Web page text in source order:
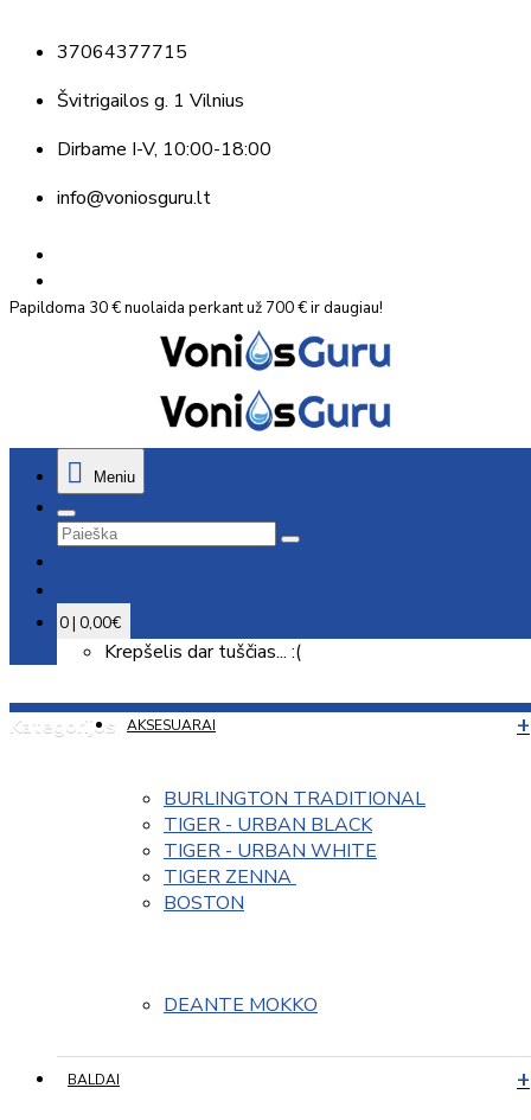
37064377715
Švitrigailos g. 1 Vilnius
Dirbame I-V, 10:00-18:00
info@voniosguru.lt
Papildoma 30 € nuolaida perkant už 700 € ir daugiau!
Meniu
0 | 0,00€
Krepšelis dar tuščias... :(
Kategorijos AKSESUARAI
BURLINGTON TRADITIONAL
TIGER - URBAN BLACK
TIGER - URBAN WHITE
TIGER ZENNA
BOSTON
DEANTE MOKKO
BALDAI